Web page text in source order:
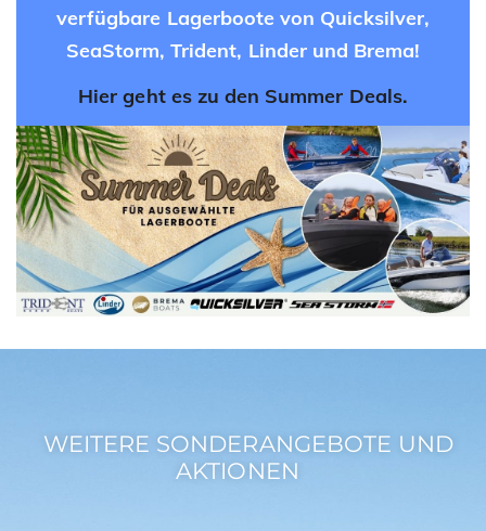
verfügbare Lagerboote von Quicksilver,
SeaStorm, Trident, Linder und Brema!
Hier geht es zu den Summer Deals.
WEITERE SONDERANGEBOTE UND
AKTIONEN